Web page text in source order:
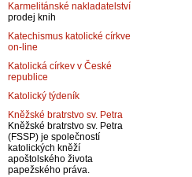
Karmelitánské nakladatelství
prodej knih
Katechismus katolické církve
on-line
Katolická církev v České
republice
Katolický týdeník
Kněžské bratrstvo sv. Petra
Kněžské bratrstvo sv. Petra
(FSSP) je společností
katolických kněží
apoštolského života
papežského práva.